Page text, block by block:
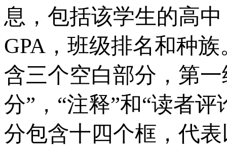
息，包括该学生的高
GPA，班级排名和种
含三个空白部分，第
分”，“注释”和“读者评
分包含十四个框，代